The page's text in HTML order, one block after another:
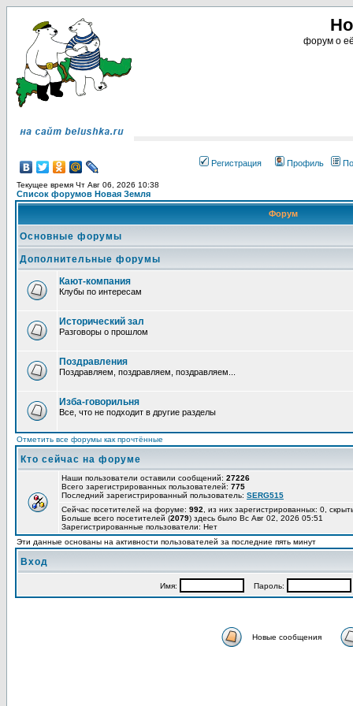
форум о
Регистрация Профиль
Текущее время Чт Авг 06, 2026 10:38
Список форумов Новая Земля
Форум
Основные форумы
Дополнительные форумы
Кают-компания
Клубы по интересам
Исторический зал
Разговоры о прошлом
Поздравления
Поздравляем, поздравляем, поздравляем...
Изба-говорильня
Все, что не подходит в другие разделы
Отметить все форумы как прочтённые
Кто сейчас на форуме
Наши пользователи оставили сообщений: 27226
Всего зарегистрированных пользователей: 775
Последний зарегистрированный пользователь: SERG515
Сейчас посетителей на форуме: 992 , из них зарегистрированных: 0,
Больше всего посетителей (2079) здесь было Вс Авг 02, 2026 05:51
Зарегистрированные пользователи: Нет
Эти данные основаны на активности пользователей за последние пять минут
Вход
Имя: Пароль:
Новые сообщения